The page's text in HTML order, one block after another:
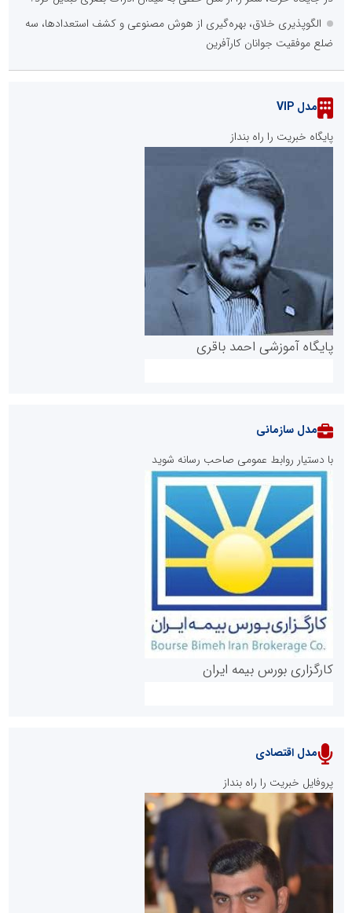
الگوپذیری خلاق، بهره‌گیری از هوش مصنوعی و کشف استعدادها، سه
ضلع موفقیت جوانان کارآفرین
مدل VIP
پایگاه خبریت را راه بنداز
پایگاه آموزشی احمد باقری
روابط عمومی خبرگزاری گزارش خبر
پایگاه خبری نهضت ملی مسکن
مدل سازمانی
با دستیار روابط عمومی صاحب رسانه شوید
کارگزاری بورس بیمه ایران
سازمان بورس و اوراق بهادار
مرجع اخبار موثق در بازارسرمایه
مدل اقتصادی
پروفایل خبریت را راه بنداز